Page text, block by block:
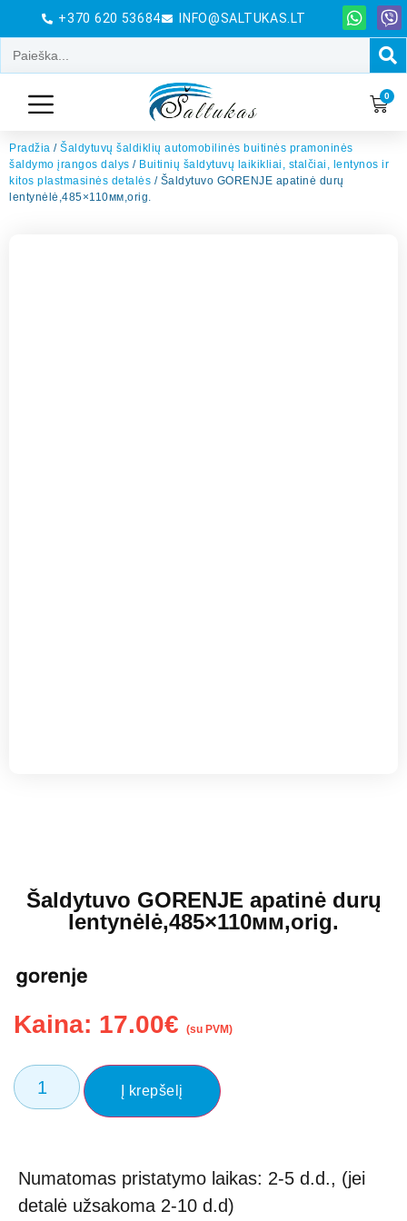
+370 620 53684 INFO@SALTUKAS.LT
0
Pradžia / Šaldytuvų šaldiklių automobilinės buitinės pramoninės
šaldymo įrangos dalys / Buitinių šaldytuvų laikikliai, stalčiai, lentynos ir
kitos plastmasinės detalės / Šaldytuvo GORENJE apatinė durų
lentynėlė,485×110мм,orig.
Šaldytuvo GORENJE apatinė durų
lentynėlė,485×110мм,orig.
Kaina: 17.00€ (su PVM)
Į krepšelį
Numatomas pristatymo laikas: 2-5 d.d., (jei
detalė užsakoma 2-10 d.d)